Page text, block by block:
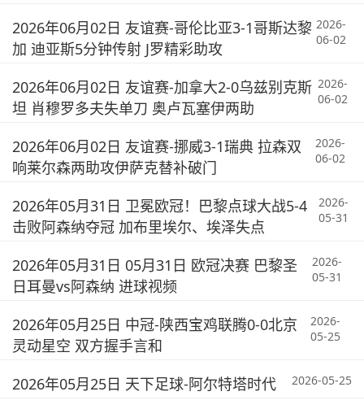
2026年06月02日 友谊赛-哥伦比亚3-1哥斯达黎
加 迪亚斯5分钟传射 J罗精彩助攻
2026-
06-02
2026年06月02日 友谊赛-加拿大2-0乌兹别克斯
坦 肖穆罗多夫失单刀 奥卢瓦塞伊两助
2026-
06-02
2026年06月02日 友谊赛-挪威3-1瑞典 拉森双
响莱尔森两助攻伊萨克替补破门
2026-
06-02
2026年05月31日 卫冕欧冠！巴黎点球大战5-4
击败阿森纳夺冠 加布里埃尔、埃泽失点
2026-
05-31
2026年05月31日 05月31日 欧冠决赛 巴黎圣
日耳曼vs阿森纳 进球视频
2026-
05-31
2026年05月25日 中冠-陕西宝鸡联腾0-0北京
灵动星空 双方握手言和
2026-
05-25
2026年05月25日 天下足球-阿尔特塔时代 2026-05-25